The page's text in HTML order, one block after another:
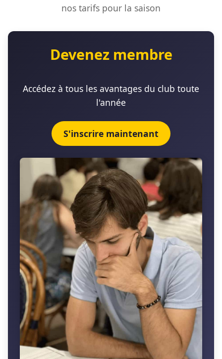
nos tarifs pour la saison
Devenez membre
Accédez à tous les avantages du club toute
l'année
S'inscrire maintenant